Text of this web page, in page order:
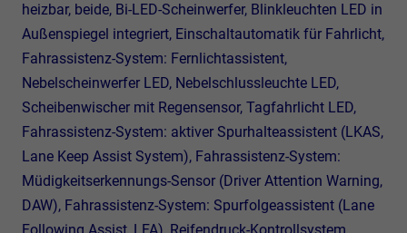
heizbar, beide, Bi-LED-Scheinwerfer, Blinkleuchten LED in
Außenspiegel integriert, Einschaltautomatik für Fahrlicht,
Fahrassistenz-System: Fernlichtassistent,
Nebelscheinwerfer LED, Nebelschlussleuchte LED,
Scheibenwischer mit Regensensor, Tagfahrlicht LED,
Fahrassistenz-System: aktiver Spurhalteassistent (LKAS,
Lane Keep Assist System), Fahrassistenz-System:
Müdigkeitserkennungs-Sensor (Driver Attention Warning,
DAW), Fahrassistenz-System: Spurfolgeassistent (Lane